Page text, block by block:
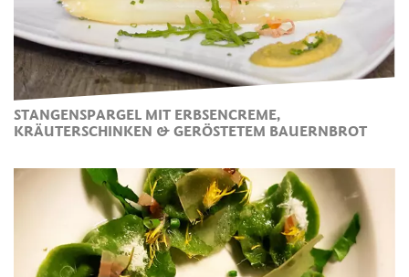
STANGENSPARGEL MIT ERBSENCREME,
KRÄUTERSCHINKEN & GERÖSTETEM BAUERNBROT